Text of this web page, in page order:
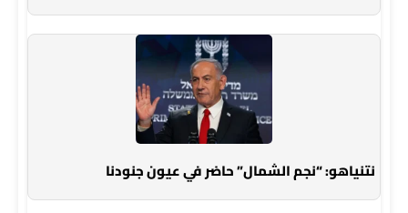
نتنياهو: “نجم الشمال” حاضر في عيون جنودنا